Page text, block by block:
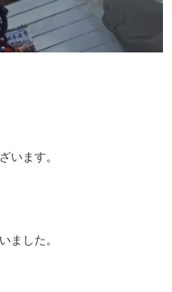
います。
ました。